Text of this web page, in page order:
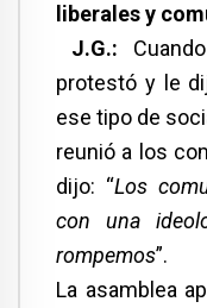
liberales y
J.G.:
protestó y le
ese tipo de
reunió a los
dijo: “Los
con una
rompemos”.
La asamblea